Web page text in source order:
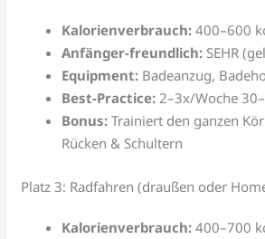
Kalorienverbrauch: 400–600
Anfänger-freundlich: SEHR
Equipment: Badeanzug,
Best-Practice: 2–3x/Woche
Bonus: Trainiert den ganzen
Rücken & Schultern
Platz 3: Radfahren (draußen oder
Kalorienverbrauch: 400–700